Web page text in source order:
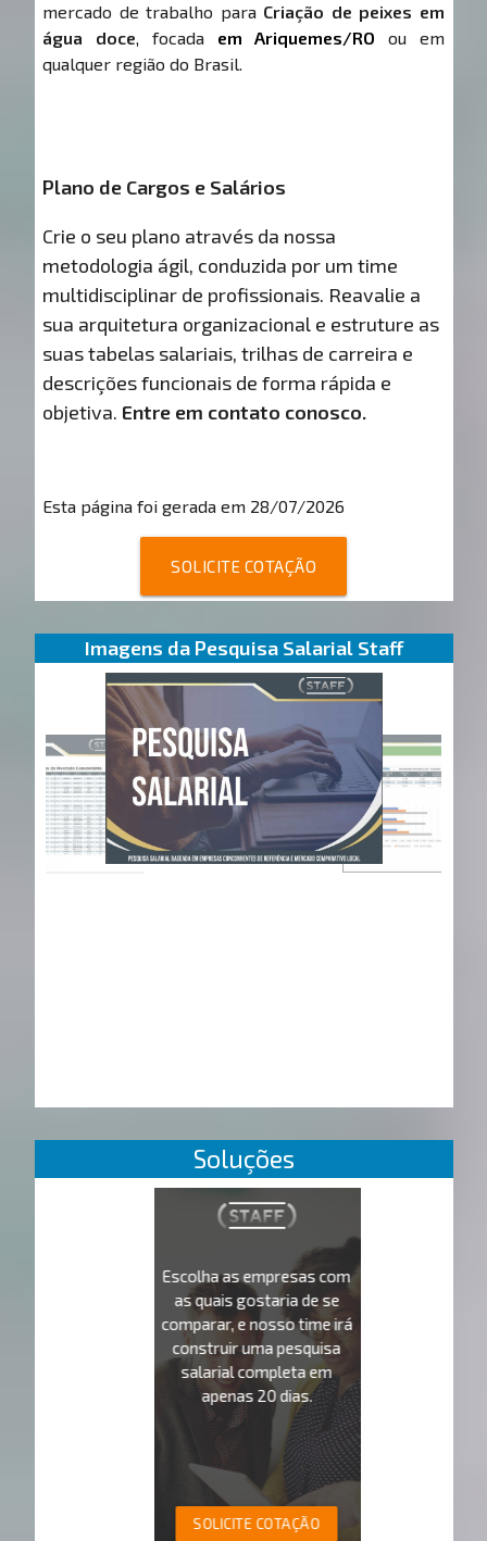
mercado de trabalho para Criação de peixes em
água doce, focada em Ariquemes/RO ou em
qualquer região do Brasil.
Plano de Cargos e Salários
Crie o seu plano através da nossa
metodologia ágil, conduzida por um time
multidisciplinar de profissionais. Reavalie a
sua arquitetura organizacional e estruture as
suas tabelas salariais, trilhas de carreira e
descrições funcionais de forma rápida e
objetiva. Entre em contato conosco.
Esta página foi gerada em 28/07/2026
SOLICITE COTAÇÃO
Imagens da Pesquisa Salarial Staff
Soluções
Escolha as empresas com
as quais gostaria de se
comparar, e nosso time irá
construir uma pesquisa
salarial completa em
apenas 20 dias.
SOLICITE COTAÇÃO